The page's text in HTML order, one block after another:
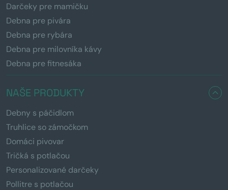
Darčeky pre mamičku
Debna pre pivára
Debna pre rybára
Debna pre milovníka kávy
Debna pre fitnesáka
NAŠE PRODUKTY
Debny s páčidlom
Truhlice so zámočkom
Domáci pivovar
Tričká s potlačou
Personalizované darčeky
Pollitre s potlačou